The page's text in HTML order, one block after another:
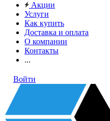
Акции
Услуги
Как купить
Доставка и оплата
О компании
Контакты
...
Войти